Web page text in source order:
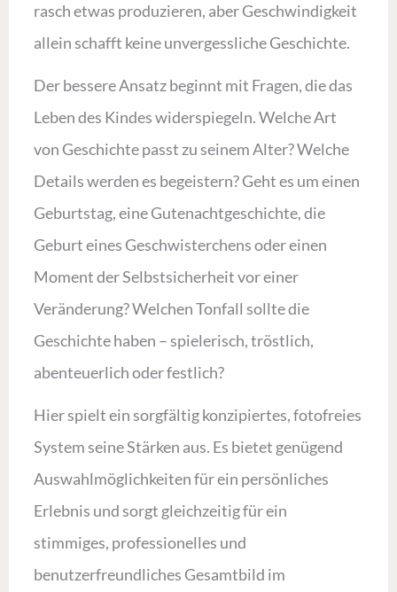
rasch etwas produzieren, aber Geschwindigkeit
allein schafft keine unvergessliche Geschichte.
Der bessere Ansatz beginnt mit Fragen, die das
Leben des Kindes widerspiegeln. Welche Art
von Geschichte passt zu seinem Alter? Welche
Details werden es begeistern? Geht es um einen
Geburtstag, eine Gutenachtgeschichte, die
Geburt eines Geschwisterchens oder einen
Moment der Selbstsicherheit vor einer
Veränderung? Welchen Tonfall sollte die
Geschichte haben – spielerisch, tröstlich,
abenteuerlich oder festlich?
Hier spielt ein sorgfältig konzipiertes, fotofreies
System seine Stärken aus. Es bietet genügend
Auswahlmöglichkeiten für ein persönliches
Erlebnis und sorgt gleichzeitig für ein
stimmiges, professionelles und
benutzerfreundliches Gesamtbild im